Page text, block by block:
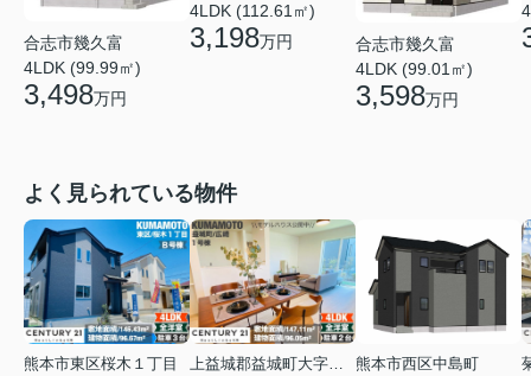
合志市幾久富
4LDK (99.99㎡)
3,498万円
4LDK (112.61㎡)
3,198万円
合志市幾久富
4LDK (99.01㎡)
3,598万円
よく見られている物件
熊本市東区桜木１丁目
上益城郡益城町大字広崎
熊本市西区中島町